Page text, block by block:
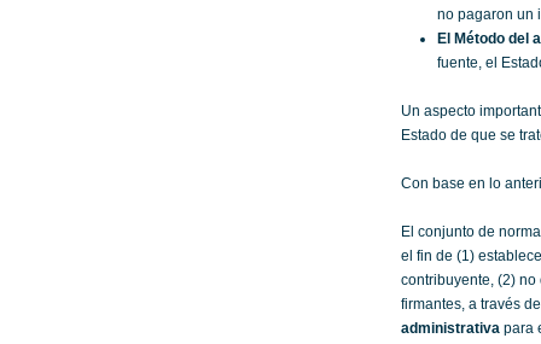
no pagaron un
El Método del
fuente, el
Un aspecto
Estado de que se
Con base en lo
El conjunto de
el fin de (1)
contribuyente, (2)
firmantes, a través
administrativa para